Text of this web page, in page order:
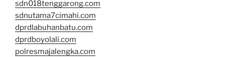
sdn018tenggarong.com
sdnutama7cimahi.com
dprdlabuhanbatu.com
dprdboyolali.com
polresmajalengka.com